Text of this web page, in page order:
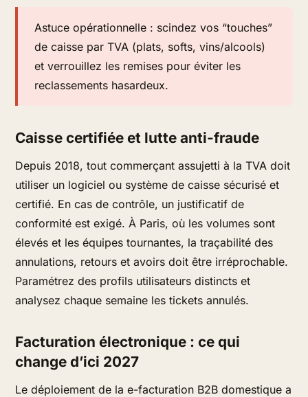
Astuce opérationnelle : scindez vos “touches”
de caisse par TVA (plats, softs, vins/alcools)
et verrouillez les remises pour éviter les
reclassements hasardeux.
Caisse certifiée et lutte anti-fraude
Depuis 2018, tout commerçant assujetti à la TVA doit
utiliser un logiciel ou système de caisse sécurisé et
certifié. En cas de contrôle, un justificatif de
conformité est exigé. À Paris, où les volumes sont
élevés et les équipes tournantes, la traçabilité des
annulations, retours et avoirs doit être irréprochable.
Paramétrez des profils utilisateurs distincts et
analysez chaque semaine les tickets annulés.
Facturation électronique : ce qui
change d’ici 2027
Le déploiement de la e-facturation B2B domestique a